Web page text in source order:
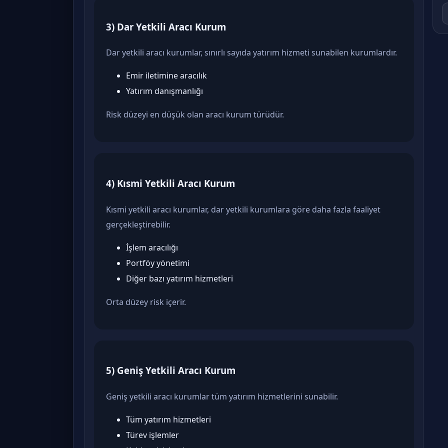
3) Dar Yetkili Aracı Kurum
Dar yetkili aracı kurumlar, sınırlı sayıda yatırım hizmeti sunabilen kurumlardır.
Emir iletimine aracılık
Yatırım danışmanlığı
Risk düzeyi en düşük olan aracı kurum türüdür.
4) Kısmi Yetkili Aracı Kurum
Kısmi yetkili aracı kurumlar, dar yetkili kurumlara göre daha fazla faaliyet
gerçekleştirebilir.
İşlem aracılığı
Portföy yönetimi
Diğer bazı yatırım hizmetleri
Orta düzey risk içerir.
5) Geniş Yetkili Aracı Kurum
Geniş yetkili aracı kurumlar tüm yatırım hizmetlerini sunabilir.
Tüm yatırım hizmetleri
Türev işlemler